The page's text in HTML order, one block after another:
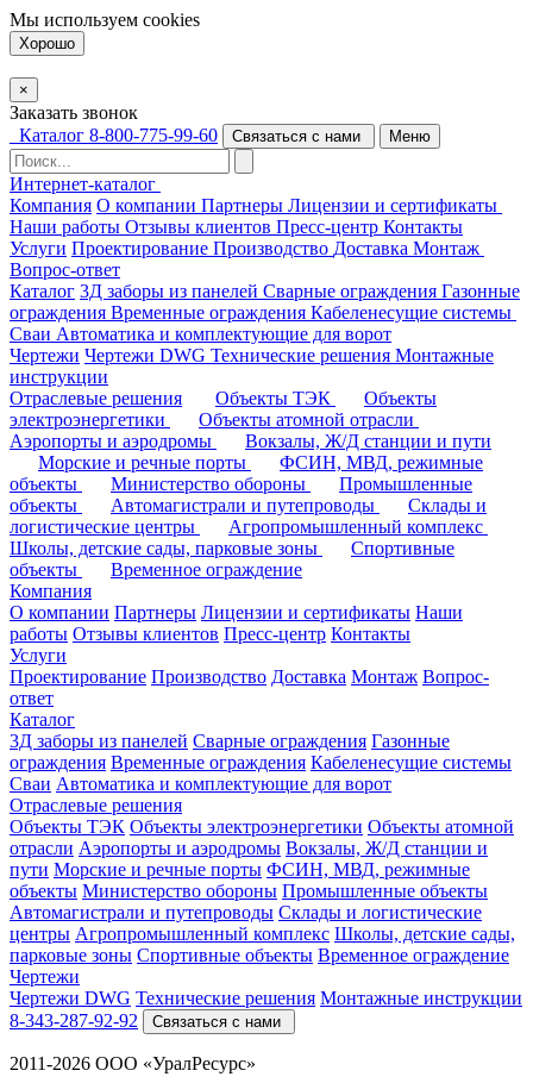
Мы используем cookies
Хорошо
×
Заказать звонок
Каталог 8-800-775-99-60 Связаться с нами Меню
Интернет-каталог
Компания О компании Партнеры Лицензии и сертификаты
Наши работы Отзывы клиентов Пресс-центр Контакты
Услуги Проектирование Производство Доставка Монтаж
Вопрос-ответ
Каталог 3Д заборы из панелей Сварные ограждения Газонные
ограждения Временные ограждения Кабеленесущие системы
Cваи Автоматика и комплектующие для ворот
Чертежи Чертежи DWG Технические решения Монтажные
инструкции
Отраслевые решения
Объекты ТЭК
Объекты
электроэнергетики
Объекты атомной отрасли
Аэропорты и аэродромы
Вокзалы, Ж/Д станции и пути
Морские и речные порты
ФСИН, МВД, режимные
объекты
Министерство обороны
Промышленные
объекты
Автомагистрали и путепроводы
Склады и
логистические центры
Агропромышленный комплекс
Школы, детские сады, парковые зоны
Спортивные
объекты
Временное ограждение
Компания
О компании Партнеры Лицензии и сертификаты Наши
работы Отзывы клиентов Пресс-центр Контакты
Услуги
Проектирование Производство Доставка Монтаж Вопрос-
ответ
Каталог
3Д заборы из панелей Сварные ограждения Газонные
ограждения Временные ограждения Кабеленесущие системы
Cваи Автоматика и комплектующие для ворот
Отраслевые решения
Объекты ТЭК Объекты электроэнергетики Объекты атомной
отрасли Аэропорты и аэродромы Вокзалы, Ж/Д станции и
пути Морские и речные порты ФСИН, МВД, режимные
объекты Министерство обороны Промышленные объекты
Автомагистрали и путепроводы Склады и логистические
центры Агропромышленный комплекс Школы, детские сады,
парковые зоны Спортивные объекты Временное ограждение
Чертежи
Чертежи DWG Технические решения Монтажные инструкции
8-343-287-92-92
Связаться с нами
2011-2026 ООО «УралРесурс»